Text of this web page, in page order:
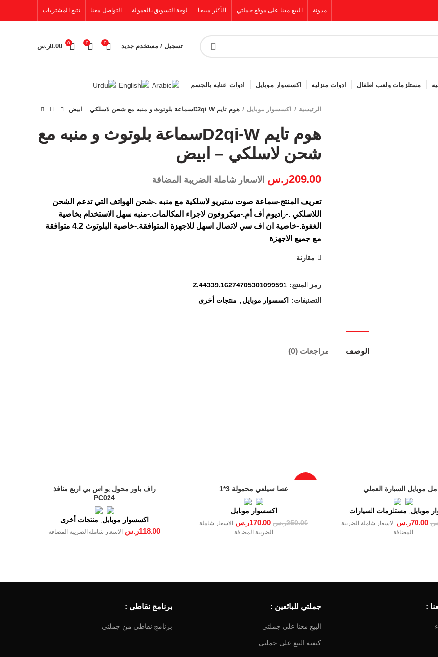
مدونة البيع معنا على موقع جملتي الأكثر مبيعا لوحة التسويق بالعمولة التواصل معنا تتبع المشتريات
تسجيل / مستخدم جديد 0
0
0
0.00ر.س
مستلزمات ولعب اطفال ادوات منزليه اكسسوار موبايل
ادوات عنايه بالجسم
الرئيسية
اكسسوار موبايل هوم تايم D2qi-Wسماعة بلوتوث و منبه مع شحن لاسلكي – ابيض
هوم تايم D2qi-Wسماعة بلوتوث و منبه مع
شحن لاسلكي – ابيض
209.00ر.س الاسعار شاملة الضريبة المضافة
تعريف المنتج-سماعة صوت ستيريو لاسلكية مع منبه .-شحن الهواتف التي تدعم الشحن
اللاسلكي .-راديوم أف أم.-ميكروفون لاجراء المكالمات.-منبه سهل الاستخدام بخاصية
الغفوة.-خاصية ان اف سي لاتصال اسهل للاجهزة المتوافقة.-خاصية البلوتوث 4.2 متوافقة
مع جميع الاجهزة
مقارنة
رمز المنتج: Z.44339.16274705301099591
التصنيفات: اكسسوار موبايل , منتجات أخرى
الوصف مراجعات (0)
موبايل السيارة العملي
موبايل مستلزمات السيارات
70.00ر.س
الاسعار شاملة الضريبة
المضافة
عصا سيلفي محمولة 3*1
اكسسوار موبايل
250.00ر.س 170.00ر.س
الاسعار شاملة
الضريبة المضافة
راف باور محول يو اس بي اربع منافذ
PC024
اكسسوار موبايل منتجات أخرى
118.00ر.س الاسعار شاملة الضريبة المضافة
: جملتي للبائعين :
البيع معنا على جملتى
كيفية البيع على جملتى
برنامج نقاطى :
برنامج نقاطي من جملتي